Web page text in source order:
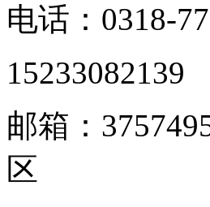
电话：0318-
15233082139
邮箱：
区